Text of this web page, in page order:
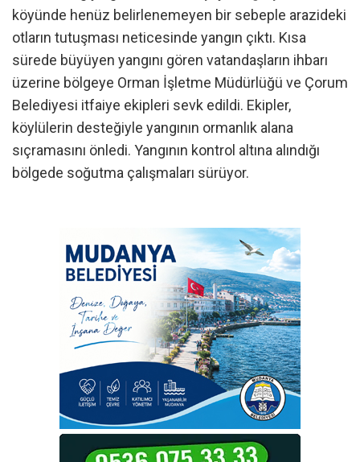
köyünde henüz belirlenemeyen bir sebeple arazideki
otların tutuşması neticesinde yangın çıktı. Kısa
sürede büyüyen yangını gören vatandaşların ihbarı
üzerine bölgeye Orman İşletme Müdürlüğü ve Çorum
Belediyesi itfaiye ekipleri sevk edildi. Ekipler,
köylülerin desteğiyle yangının ormanlık alana
sıçramasını önledi. Yangının kontrol altına alındığı
bölgede soğutma çalışmaları sürüyor.